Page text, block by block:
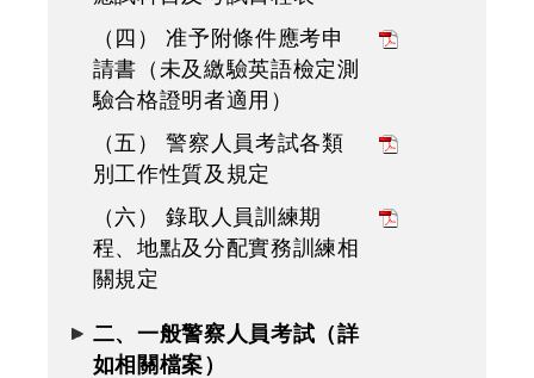
（四） 准予附條件應考申
請書（未及繳驗英語檢定測
驗合格證明者適用）
（五） 警察人員考試各類
別工作性質及規定
（六） 錄取人員訓練期
程、地點及分配實務訓練相
關規定
二、一般警察人員考試（詳
如相關檔案）